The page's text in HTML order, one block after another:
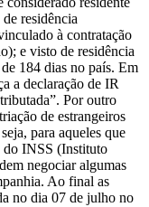
residência
à contratação
e visto de residência
184 dias no país. Em
a declaração de IR
Por outro
de estrangeiros
para aqueles que
do INSS (Instituto
negociar algumas
Ao final as
no dia 07 de julho no